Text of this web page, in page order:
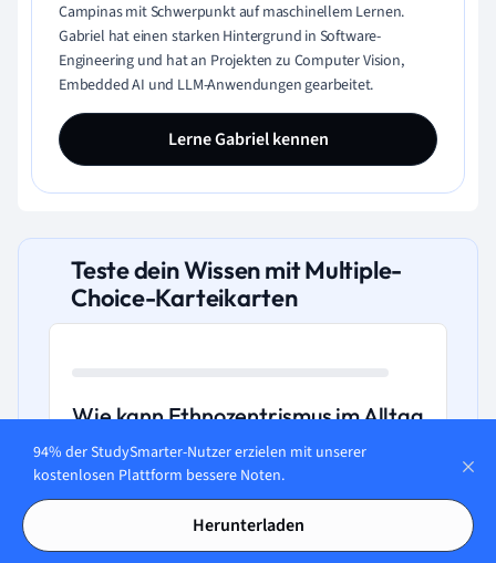
Campinas mit Schwerpunkt auf maschinellem Lernen.
Gabriel hat einen starken Hintergrund in Software-
Engineering und hat an Projekten zu Computer Vision,
Embedded AI und LLM-Anwendungen gearbeitet.
Lerne Gabriel kennen
Teste dein Wissen mit Multiple-
Choice-Karteikarten
Wie kann Ethnozentrismus im Alltag
erkennbar werden?
94% der StudySmarter-Nutzer erzielen mit unserer
kostenlosen Plattform bessere Noten.
Herunterladen